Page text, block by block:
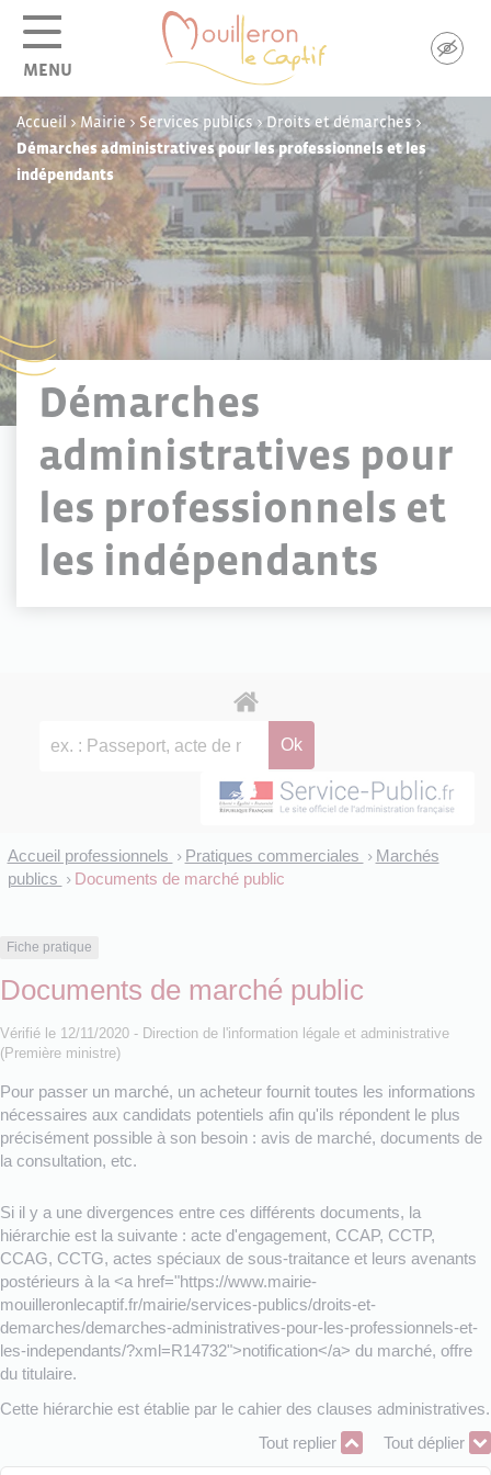
MENU
Accueil >Mairie> Services publics>Droits et démarches>
Démarches administratives pour les professionnels et les
indépendants
Démarches
administratives pour
les professionnels et
les indépendants
Accueil professionnels > Pratiques commerciales > Marchés
publics > Documents de marché public
Fiche pratique
Documents de marché public
Vérifié le 12/11/2020 - Direction de l'information légale et administrative
(Première ministre)
Pour passer un marché, un acheteur fournit toutes les informations
nécessaires aux candidats potentiels afin qu'ils répondent le plus
précisément possible à son besoin : avis de marché, documents de
la consultation, etc.
Si il y a une divergences entre ces différents documents, la
hiérarchie est la suivante : acte d'engagement, CCAP, CCTP,
CCAG, CCTG, actes spéciaux de sous-traitance et leurs avenants
postérieurs à la <a href="https://www.mairie-
mouilleronlecaptif.fr/mairie/services-publics/droits-et-
demarches/demarches-administratives-pour-les-professionnels-et-
les-independants/?xml=R14732">notification</a> du marché, offre
du titulaire.
Cette hiérarchie est établie par le cahier des clauses administratives.
Tout replier
Tout déplier
Panneau de gestion des cookies